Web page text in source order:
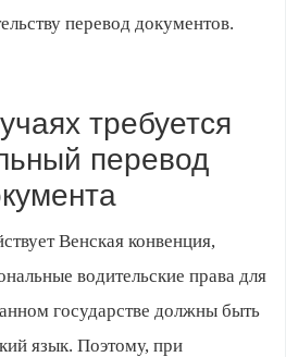
перевод документов.
требуется
перевод
Венская конвенция,
водительские права для
государстве должны быть
язык. Поэтому, при